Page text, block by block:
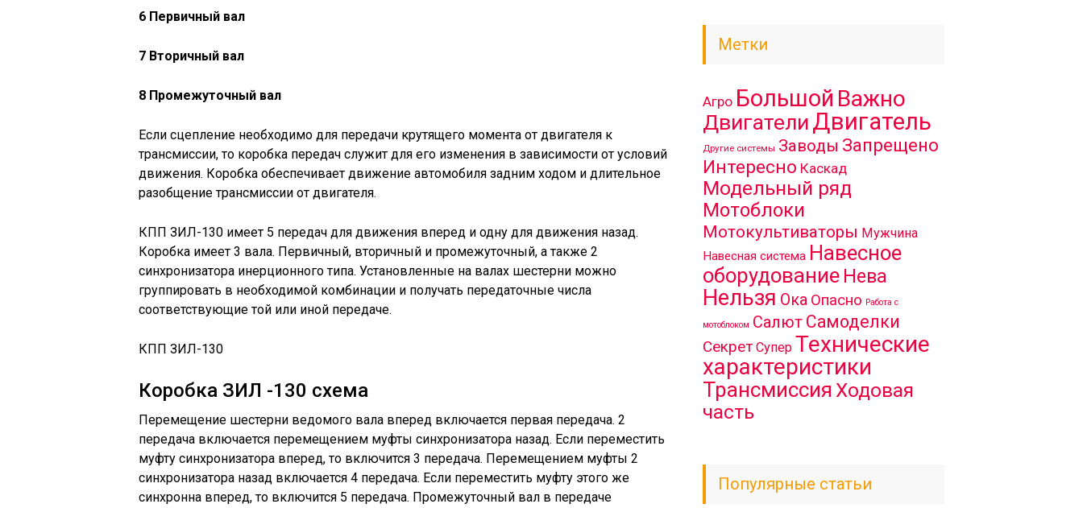
6 Первичный вал
7 Вторичный вал
8 Промежуточный вал
Если сцепление необходимо для передачи крутящего момента от двигателя к
трансмиссии, то коробка передач служит для его изменения в зависимости от условий
движения. Коробка обеспечивает движение автомобиля задним ходом и длительное
разобщение трансмиссии от двигателя.
КПП ЗИЛ-130 имеет 5 передач для движения вперед и одну для движения назад.
Коробка имеет 3 вала. Первичный, вторичный и промежуточный, а также 2
синхронизатора инерционного типа. Установленные на валах шестерни можно
группировать в необходимой комбинации и получать передаточные числа
соответствующие той или иной передаче.
КПП ЗИЛ-130
Коробка ЗИЛ -130 схема
Перемещение шестерни ведомого вала вперед включается первая передача. 2
передача включается перемещением муфты синхронизатора назад. Если переместить
муфту синхронизатора вперед, то включится 3 передача. Перемещением муфты 2
синхронизатора назад включается 4 передача. Если переместить муфту этого же
синхронна вперед, то включится 5 передача. Промежуточный вал в передаче
Метки
Агро Большой Важно
ДвигателиДвигатель
Другие системы Заводы Запрещено
Интересно Каскад
Модельный ряд
Мотоблоки
Мотокультиваторы Мужчина
Навесная система Навесное
оборудование Нева
Нельзя Ока Опасно Работа с
мотоблоком Салют Самоделки
Секрет Супер Технические
характеристики
Трансмиссия Ходовая
часть
Популярные статьи